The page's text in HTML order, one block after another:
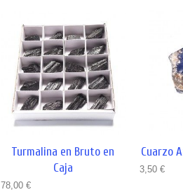
Turmalina en Bruto en
Caja
78,00 €
Cuarzo
3,50 €